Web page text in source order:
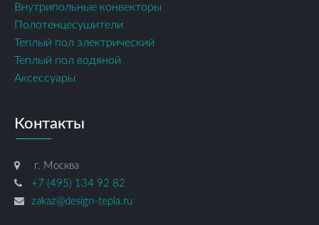
Внутрипольные конвекторы
Полотенцесушители
Теплый пол электрический
Теплый пол водяной
Аксессуары
Контакты
г. Москва
+7 (495) 134 92 82
zakaz@design-tepla.ru